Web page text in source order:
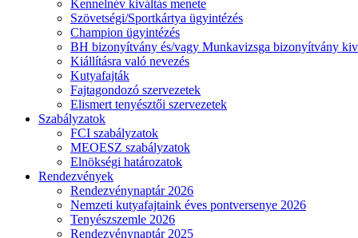
Kennelnév kiváltás menete
Szövetségi/Sportkártya ügyintézés
Champion ügyintézés
BH bizonyítvány és/vagy Munkavizsga bizonyítvány
Kiállításra való nevezés
Kutyafajták
Fajtagondozó szervezetek
Elismert tenyésztői szervezetek
Szabályzatok
FCI szabályzatok
MEOESZ szabályzatok
Elnökségi határozatok
Rendezvények
Rendezvénynaptár 2026
Nemzeti kutyafajtaink éves pontversenye 2026
Tenyészszemle 2026
Rendezvénynaptár 2025